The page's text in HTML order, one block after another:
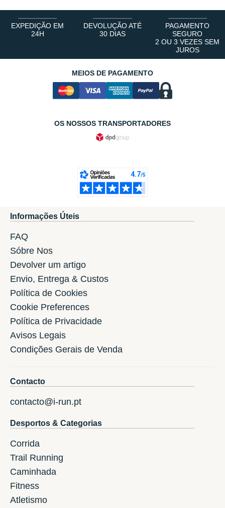
EXPEDIÇÃO EM
24H
DEVOLUÇÃO ATÉ
30 DIAS
PAGAMENTO
SEGURO
2 OU 3 VEZES SEM
JUROS
MEIOS DE PAGAMENTO
OS NOSSOS TRANSPORTADORES
Informações Úteis
FAQ
Sóbre Nos
Devolver um artigo
Envio, Entrega & Custos
Política de Cookies
Cookie Preferences
Política de Privacidade
Avisos Legais
Condições Gerais de Venda
Contacto
contacto@i-run.pt
Desportos & Categorias
Corrida
Trail Running
Caminhada
Fitness
Atletismo